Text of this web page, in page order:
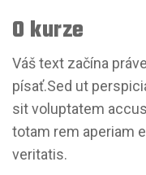
O kurze
Váš text začína
písať.Sed ut
sit voluptatem
totam rem aperiam
veritatis.